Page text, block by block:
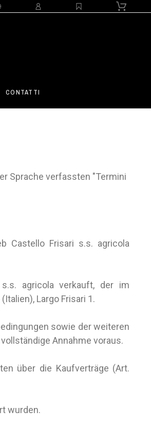
CONTATTI
Sprache verfassten "Termini
Castello Frisari s.s. agricola
agricola verkauft, der im
Largo Frisari 1.
sowie der weiteren
Annahme voraus.
über die Kaufverträge (Art.
wurden.